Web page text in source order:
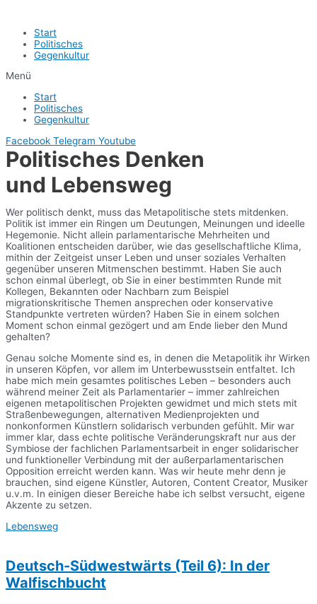
Start
Politisches
Gegenkultur
Menü
Start
Politisches
Gegenkultur
Facebook Telegram Youtube
Politisches Denken
und Lebensweg
Wer politisch denkt, muss das Metapolitische stets mitdenken.
Politik ist immer ein Ringen um Deutungen, Meinungen und ideelle
Hegemonie. Nicht allein parlamentarische Mehrheiten und
Koalitionen entscheiden darüber, wie das gesellschaftliche Klima,
mithin der Zeitgeist unser Leben und unser soziales Verhalten
gegenüber unseren Mitmenschen bestimmt. Haben Sie auch
schon einmal überlegt, ob Sie in einer bestimmten Runde mit
Kollegen, Bekannten oder Nachbarn zum Beispiel
migrationskritische Themen ansprechen oder konservative
Standpunkte vertreten würden? Haben Sie in einem solchen
Moment schon einmal gezögert und am Ende lieber den Mund
gehalten?
Genau solche Momente sind es, in denen die Metapolitik ihr Wirken
in unseren Köpfen, vor allem im Unterbewusstsein entfaltet. Ich
habe mich mein gesamtes politisches Leben – besonders auch
während meiner Zeit als Parlamentarier – immer zahlreichen
eigenen metapolitischen Projekten gewidmet und mich stets mit
Straßenbewegungen, alternativen Medienprojekten und
nonkonformen Künstlern solidarisch verbunden gefühlt. Mir war
immer klar, dass echte politische Veränderungskraft nur aus der
Symbiose der fachlichen Parlamentsarbeit in enger solidarischer
und funktioneller Verbindung mit der außerparlamentarischen
Opposition erreicht werden kann. Was wir heute mehr denn je
brauchen, sind eigene Künstler, Autoren, Content Creator, Musiker
u.v.m. In einigen dieser Bereiche habe ich selbst versucht, eigene
Akzente zu setzen.
Lebensweg
Deutsch-Südwestwärts (Teil 6): In der
Walfischbucht